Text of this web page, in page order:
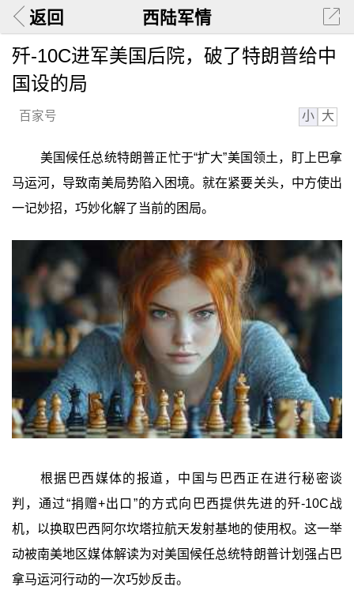
返回 西陆军情
歼-10C进军美国后院，破了特朗普给中
国设的局
百家号 小 大
美国候任总统特朗普正忙于“扩大”美国领土，盯上巴拿
马运河，导致南美局势陷入困境。就在紧要关头，中方使出
一记妙招，巧妙化解了当前的困局。
根据巴西媒体的报道，中国与巴西正在进行秘密谈
判，通过“捐赠+出口”的方式向巴西提供先进的歼-10C战
机，以换取巴西阿尔坎塔拉航天发射基地的使用权。这一举
动被南美地区媒体解读为对美国候任总统特朗普计划强占巴
拿马运河行动的一次巧妙反击。